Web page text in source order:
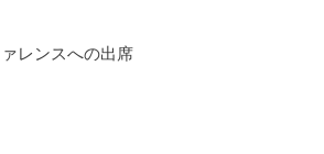
レンスへの出席